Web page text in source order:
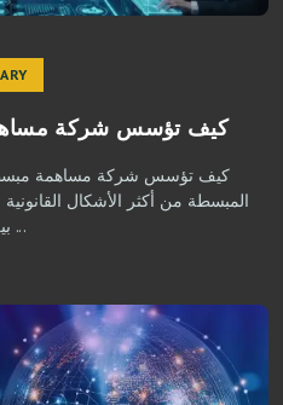
كيف تؤسس شركة
كيف تؤسس شركة مساهمة
المبسطة من أكثر الأشكال
بين سهولة التأسيس والمرونة الكبيرة ...